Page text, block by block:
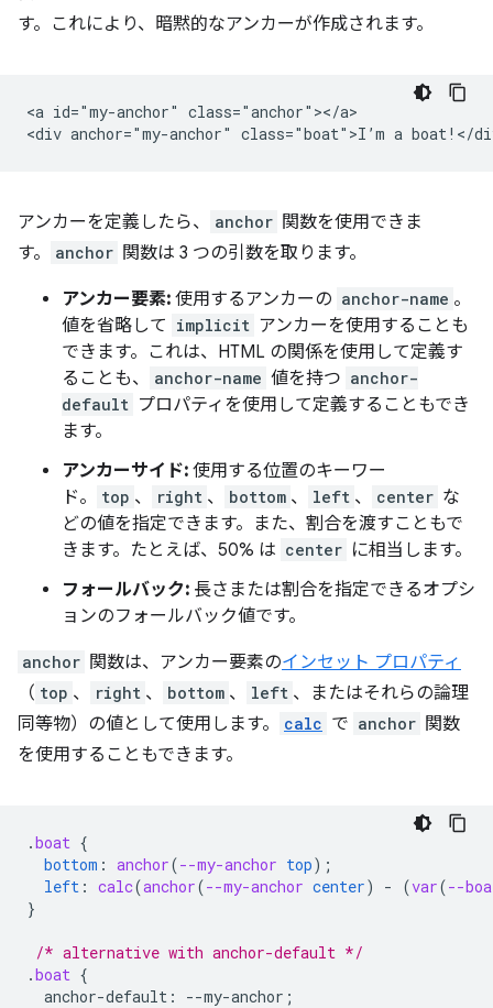
す。これにより、暗黙的なアンカーが作成されます。
<a id="my-anchor" class="anchor"></a>
アンカーを定義したら、 anchor 関数を使用できま
す。
anchor 関数は 3 つの引数を取ります。
アンカー要素: 使用するアンカーの anchor-name 。
値を省略して implicit アンカーを使用することも
できます。これは、HTML の関係を使用して定義す
ることも、
anchor-name 値を持つ anchor-
default プロパティを使用して定義することもでき
ます。
アンカーサイド: 使用する位置のキーワー
ド。
top 、 right 、 bottom 、 left 、 center な
どの値を指定できます。また、割合を渡すこともで
きます。たとえば、50% は center に相当します。
フォールバック: 長さまたは割合を指定できるオプシ
ョンのフォールバック値です。
anchor 関数は、アンカー要素のインセット プロパティ
（ top 、 right 、 bottom 、 left 、またはそれらの論理
同等物）の値として使用します。
calc で anchor 関数
を使用することもできます。
.boat {
bottom : anchor(--my-anchor top);
left : calc(anchor(--my-anchor center) - (var(--
}
/* alternative with anchor-default */
.boat {
anchor-default : --my-anchor ;